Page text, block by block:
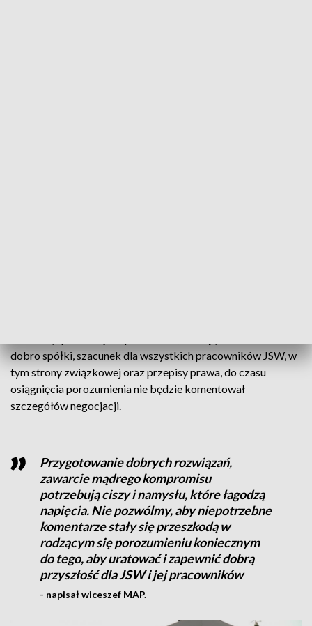
dobro spółki, szacunek dla wszystkich pracowników JSW, w
tym strony związkowej oraz przepisy prawa, do czasu
osiągnięcia porozumienia nie będzie komentował
szczegółów negocjacji.
Przygotowanie dobrych rozwiązań,
zawarcie mądrego kompromisu
potrzebują ciszy i namysłu, które łagodzą
napięcia. Nie pozwólmy, aby niepotrzebne
komentarze stały się przeszkodą w
rodzącym się porozumieniu koniecznym
do tego, aby uratować i zapewnić dobrą
przyszłość dla JSW i jej pracowników
- napisał wiceszef MAP.